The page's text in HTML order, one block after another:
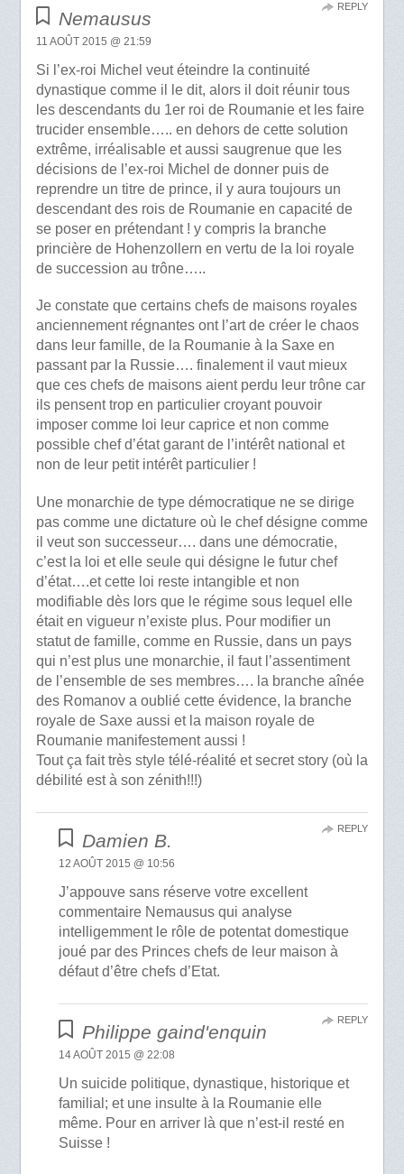
Nemausus
11 AOÛT 2015 @ 21:59
Si l’ex-roi Michel veut éteindre la continuité
dynastique comme il le dit, alors il doit réunir tous
les descendants du 1er roi de Roumanie et les faire
trucider ensemble….. en dehors de cette solution
extrême, irréalisable et aussi saugrenue que les
décisions de l’ex-roi Michel de donner puis de
reprendre un titre de prince, il y aura toujours un
descendant des rois de Roumanie en capacité de
se poser en prétendant ! y compris la branche
princière de Hohenzollern en vertu de la loi royale
de succession au trône…..
Je constate que certains chefs de maisons royales
anciennement régnantes ont l’art de créer le chaos
dans leur famille, de la Roumanie à la Saxe en
passant par la Russie…. finalement il vaut mieux
que ces chefs de maisons aient perdu leur trône car
ils pensent trop en particulier croyant pouvoir
imposer comme loi leur caprice et non comme
possible chef d’état garant de l’intérêt national et
non de leur petit intérêt particulier !
Une monarchie de type démocratique ne se dirige
pas comme une dictature où le chef désigne comme
il veut son successeur…. dans une démocratie,
c’est la loi et elle seule qui désigne le futur chef
d’état….et cette loi reste intangible et non
modifiable dès lors que le régime sous lequel elle
était en vigueur n’existe plus. Pour modifier un
statut de famille, comme en Russie, dans un pays
qui n’est plus une monarchie, il faut l’assentiment
de l’ensemble de ses membres…. la branche aînée
des Romanov a oublié cette évidence, la branche
royale de Saxe aussi et la maison royale de
Roumanie manifestement aussi !
Tout ça fait très style télé-réalité et secret story (où la
débilité est à son zénith!!!)
REPLY
Damien B.
12 AOÛT 2015 @ 10:56
J’appouve sans réserve votre excellent
commentaire Nemausus qui analyse
intelligemment le rôle de potentat domestique
joué par des Princes chefs de leur maison à
défaut d’être chefs d’Etat.
REPLY
Philippe gaind'enquin
14 AOÛT 2015 @ 22:08
Un suicide politique, dynastique, historique et
familial; et une insulte à la Roumanie elle
même. Pour en arriver là que n’est-il resté en
Suisse !
REPLY